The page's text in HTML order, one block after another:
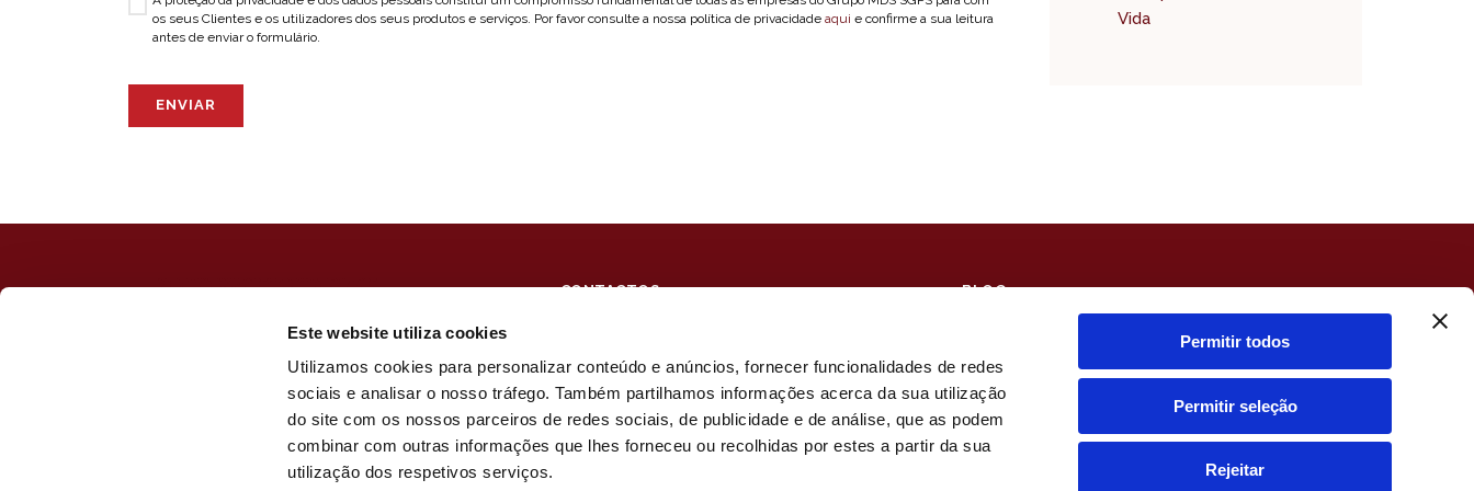
Este website utiliza cookies
Utilizamos cookies para personalizar conteúdo e anúncios, fornecer funcionalidades de redes
sociais e analisar o nosso tráfego. Também partilhamos informações acerca da sua utilização
do site com os nossos parceiros de redes sociais, de publicidade e de análise, que as podem
combinar com outras informações que lhes forneceu ou recolhidas por estes a partir da sua
utilização dos respetivos serviços.
Permitir todos
Permitir seleção
Rejeitar
os seus Clientes e os utilizadores dos seus produtos e serviços. Por favor consulte a nossa política de privacidade aqui e confirme a sua leitura
antes de enviar o formulário.
ENVIAR
Vida
CONTACTOS
Angra do Heroísmo
Praia da Vitória
BLOG
PARCEIROS